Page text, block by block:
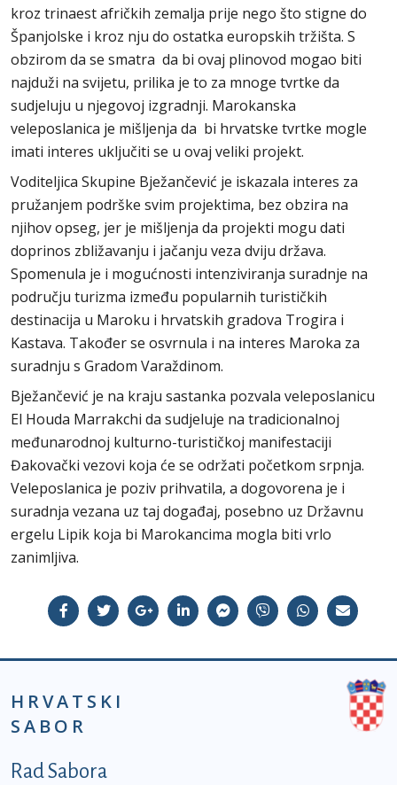
kroz trinaest afričkih zemalja prije nego što stigne do
Španjolske i kroz nju do ostatka europskih tržišta. S
obzirom da se smatra da bi ovaj plinovod mogao biti
najduži na svijetu, prilika je to za mnoge tvrtke da
sudjeluju u njegovoj izgradnji. Marokanska
veleposlanica je mišljenja da bi hrvatske tvrtke mogle
imati interes uključiti se u ovaj veliki projekt.
Voditeljica Skupine Bježančević je iskazala interes za
pružanjem podrške svim projektima, bez obzira na
njihov opseg, jer je mišljenja da projekti mogu dati
doprinos zbližavanju i jačanju veza dviju država.
Spomenula je i mogućnosti intenziviranja suradnje na
području turizma između popularnih turističkih
destinacija u Maroku i hrvatskih gradova Trogira i
Kastava. Također se osvrnula i na interes Maroka za
suradnju s Gradom Varaždinom.
Bježančević je na kraju sastanka pozvala veleposlanicu
El Houda Marrakchi da sudjeluje na tradicionalnoj
međunarodnoj kulturno-turističkoj manifestaciji
Đakovački vezovi koja će se održati početkom srpnja.
Veleposlanica je poziv prihvatila, a dogovorena je i
suradnja vezana uz taj događaj, posebno uz Državnu
ergelu Lipik koja bi Marokancima mogla biti vrlo
zanimljiva.
HRVATSKI
SABOR
Podnožje prvi izbornik
Rad Sabora